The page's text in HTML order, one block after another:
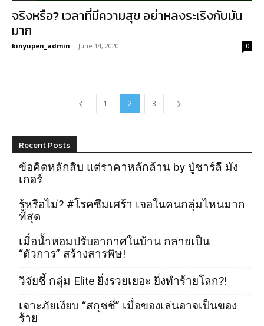
จริงหรือ? เวลาที่มีความสุข อย่าหลงระเริงกับมัน
มาก
kinyupen_admin - June 14, 2020 0
1 2 3
Recent Posts
ข้อคิดหลักสิบ แต่ราคาหลักล้าน by ปู่ชาร์ลี มัง
เกอร์
รู้หรือไม่? #โรคซึมเศร้า เจอในคนกลุ่มไหนมาก
ที่สุด
เมื่อน้ำหอมปรับอากาศในบ้าน กลายเป็น
“ตัวการ” สร้างสารพิษ!
วิจัยชี้ กลุ่ม Elite ยิ่งรวยเยอะ ยิ่งทำร้ายโลก?!
เจาะภัยเงียบ “สกุชชี่” เมื่อของเล่นอาจเป็นของ
ร้าย